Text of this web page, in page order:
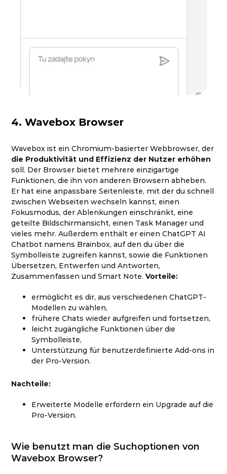
4. Wavebox Browser
Wavebox ist ein Chromium-basierter Webbrowser, der
die Produktivität und Effizienz der Nutzer erhöhen
soll. Der Browser bietet mehrere einzigartige
Funktionen, die ihn von anderen Browsern abheben.
Er hat eine anpassbare Seitenleiste, mit der du schnell
zwischen Webseiten wechseln kannst, einen
Fokusmodus, der Ablenkungen einschränkt, eine
geteilte Bildschirmansicht, einen Task Manager und
vieles mehr. Außerdem enthält er einen ChatGPT AI
Chatbot namens Brainbox, auf den du über die
Symbolleiste zugreifen kannst, sowie die Funktionen
Übersetzen, Entwerfen und Antworten,
Zusammenfassen und Smart Note.Vorteile:
ermöglicht es dir, aus verschiedenen ChatGPT-
Modellen zu wählen,
frühere Chats wieder aufgreifen und fortsetzen,
leicht zugängliche Funktionen über die
Symbolleiste,
Unterstützung für benutzerdefinierte Add-ons in
der Pro-Version.
Nachteile:
Erweiterte Modelle erfordern ein Upgrade auf die
Pro-Version.
Wie benutzt man die Suchoptionen von
Wavebox Browser?